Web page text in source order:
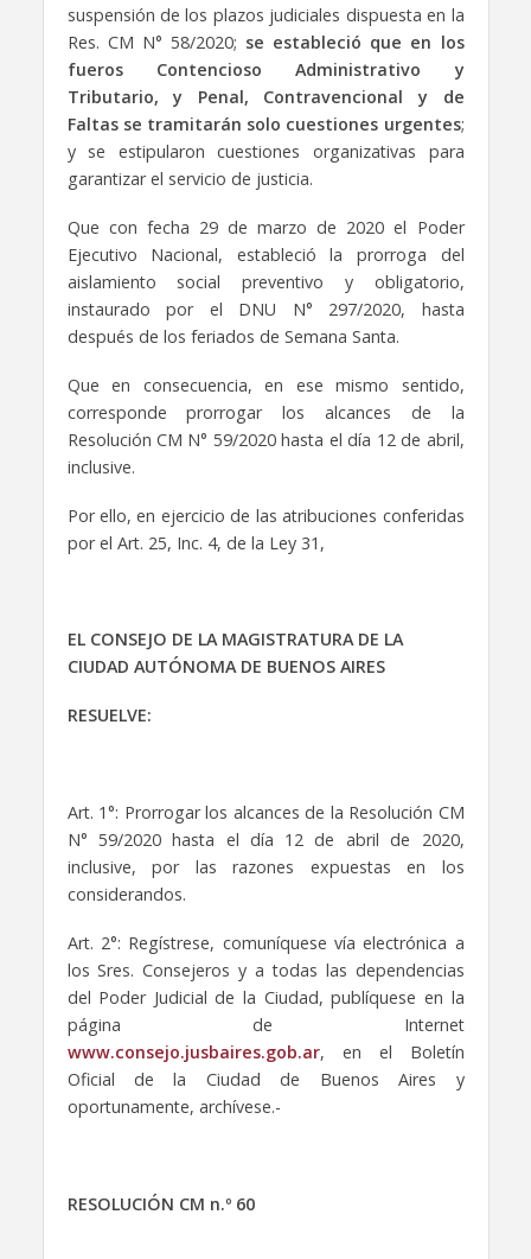
suspensión de los plazos judiciales dispuesta en la
Res. CM N° 58/2020; se estableció que en los
fueros Contencioso Administrativo y
Tributario, y Penal, Contravencional y de
Faltas se tramitarán solo cuestiones urgentes;
y se estipularon cuestiones organizativas para
garantizar el servicio de justicia.
Que con fecha 29 de marzo de 2020 el Poder
Ejecutivo Nacional, estableció la prorroga del
aislamiento social preventivo y obligatorio,
instaurado por el DNU N° 297/2020, hasta
después de los feriados de Semana Santa.
Que en consecuencia, en ese mismo sentido,
corresponde prorrogar los alcances de la
Resolución CM N° 59/2020 hasta el día 12 de abril,
inclusive.
Por ello, en ejercicio de las atribuciones conferidas
por el Art. 25, Inc. 4, de la Ley 31,
EL CONSEJO DE LA MAGISTRATURA DE LA
CIUDAD AUTÓNOMA DE BUENOS AIRES
RESUELVE:
Art. 1°: Prorrogar los alcances de la Resolución CM
N° 59/2020 hasta el día 12 de abril de 2020,
inclusive, por las razones expuestas en los
considerandos.
Art. 2°: Regístrese, comuníquese vía electrónica a
los Sres. Consejeros y a todas las dependencias
del Poder Judicial de la Ciudad, publíquese en la
página de Internet
www.consejo.jusbaires.gob.ar, en el Boletín
Oficial de la Ciudad de Buenos Aires y
oportunamente, archívese.-
RESOLUCIÓN CM n.º 60